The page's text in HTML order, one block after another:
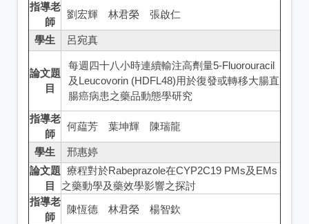
指導老
師
劉宏輝 林君榮 張啟仁
學生 呂宛真
論文題
目
每週四十八小時連續輸注高劑量5-Fluorouracil
及Leucovorin (HDFL48)用於復發或轉移大腸直
腸癌病患之藥品動態學研究
指導老
師
何藴芳 葉坤輝 陳瑞龍
學生
邢惠婷
論文題
目
療程對於Rabeprazole在CYP2C19 PMs及EMs
之藥動學及藥效學影響之探討
指導老
師
陳恆德 林君榮 楊智欽